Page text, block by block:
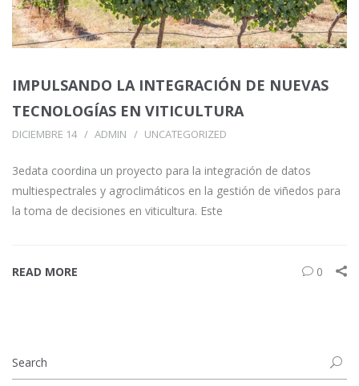
IMPULSANDO LA INTEGRACIÓN DE NUEVAS
TECNOLOGÍAS EN VITICULTURA
DICIEMBRE 14 ADMIN UNCATEGORIZED
3edata coordina un proyecto para la integración de datos
multiespectrales y agroclimáticos en la gestión de viñedos para
la toma de decisiones en viticultura. Este
READ MORE 0